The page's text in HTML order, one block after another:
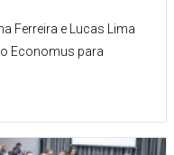
Ferreira e Lucas Lima
Economus para